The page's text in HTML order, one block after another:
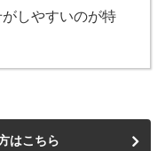
しやすいのが特
はこちら